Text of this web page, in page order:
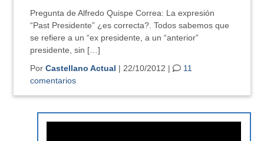
Pregunta de Alfredo Quispe Correa: La expresión
“Past Presidente” ¿es correcta?. Todos sabemos que
se refiere a un “ex presidente, a un “anterior”
presidente, sin […]
PorCastellano Actual | 22/10/2012 |
11
comentarios